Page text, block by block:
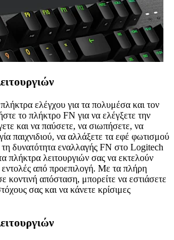
ελέγχου για τα πολυμέσα και τον
το πλήκτρο FN για να ελέγξετε την
και να παύσετε, να σιωπήσετε, να
παιχνιδιού, να αλλάξετε τα εφέ φωτισμού
δυνατότητα εναλλαγής FN στο Logitech
πλήκτρα λειτουργιών σας να εκτελούν
εντολές από προεπιλογή. Με τα πλήρη
κοντινή απόσταση, μπορείτε να εστιάσετε
σας και να κάνετε κρίσιμες